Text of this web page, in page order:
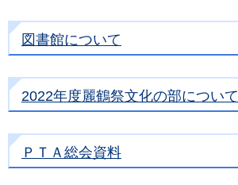
図書館について
2022年度麗鶴祭文化の部について
ＰＴＡ総会資料